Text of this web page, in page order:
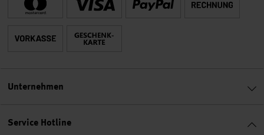
Service Hotline
Unternehmen